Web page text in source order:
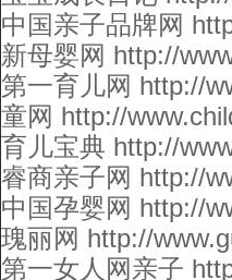
中国亲子品牌网
新母婴网 http://
第一育儿网 http://
童网 http://
育儿宝典 http://
睿商亲子网 http://
中国孕婴网 http://
瑰丽网 http://
第一女人网亲子